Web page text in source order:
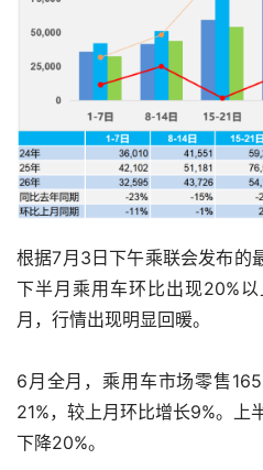
根据7月3日下午乘联会发布的
下半月乘用车环比出现20%
月，行情出现明显回暖。
6月全月，乘用车市场零售
21%，较上月环比增长9%。上
下降20%。